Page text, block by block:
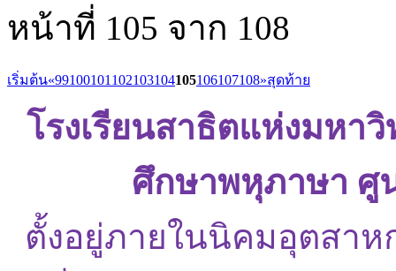
หน้าที่ 105 จาก 108
เริ่มต้น«99100101 102103104105106107108»สุดท้าย
โรงเรียนสาธิตแห่งมหา
ศึกษาพหุภาษา ศู
ตั้งอยู่ภายในนิคมอุตสาห